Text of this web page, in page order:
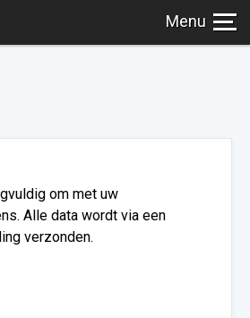
om met uw
Alle data wordt via een
verzonden.